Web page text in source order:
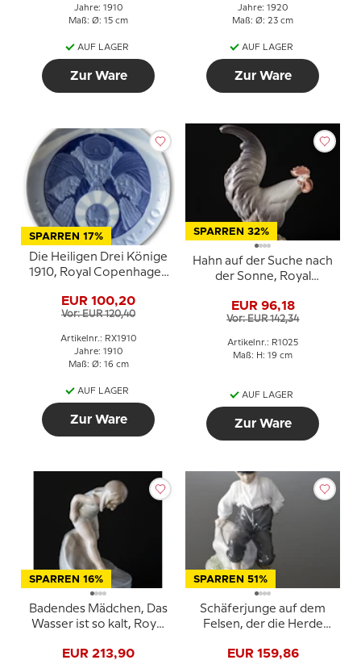
Jahre: 1910
Maß: Ø: 15 cm
AUF LAGER
Zur Ware
Jahre: 1920
Maß: Ø: 23 cm
AUF LAGER
Zur Ware
SPARREN 17%
Die Heiligen Drei Könige
1910, Royal Copenhagen
EUR 100,20
Vor: EUR 120,40
Artikelnr.: RX1910
Jahre: 1910
Maß: Ø: 16 cm
AUF LAGER
Zur Ware
SPARREN 32%
Hahn auf der Suche nach
der Sonne, Royal
Nr. 1025
EUR 96,18
Vor: EUR 142,34
Artikelnr.: R1025
Maß: H: 19 cm
AUF LAGER
Zur Ware
SPARREN 16%
Badendes Mädchen, Das
Wasser ist so kalt, Royal
1229
EUR 213,90
SPARREN 51%
Schäferjunge auf dem
Felsen, der die Herde
Copenhagen Figur Nr.
EUR 159,86